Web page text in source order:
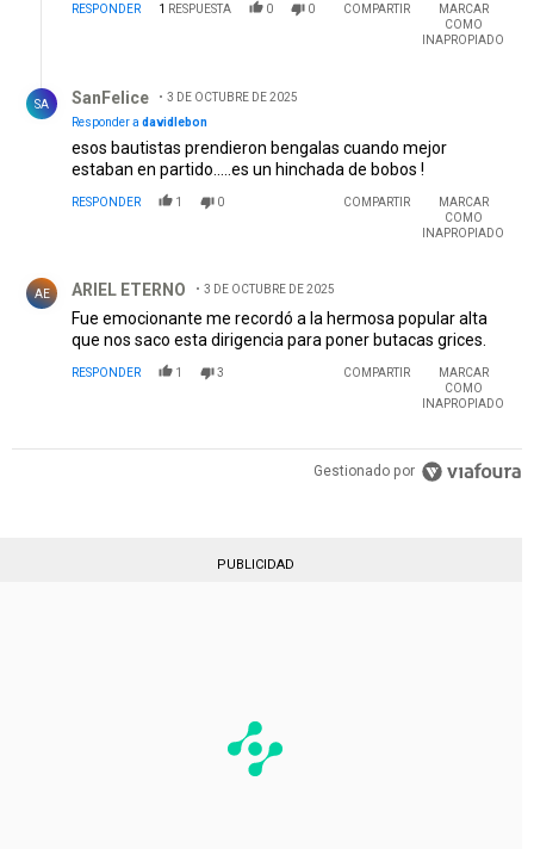
RESPONDER 1 RESPUESTA 0 0 COMPARTIR
MARCAR
COMO
INAPROPIADO
SA SanFelice
3 DE OCTUBRE DE 2025
Responder a davidlebon
esos bautistas prendieron bengalas cuando mejor
estaban en partido.....es un hinchada de bobos !
RESPONDER 1 0 COMPARTIR
MARCAR
COMO
INAPROPIADO
AE ARIEL ETERNO 3 DE OCTUBRE DE 2025
Fue emocionante me recordó a la hermosa popular alta
que nos saco esta dirigencia para poner butacas grices.
RESPONDER 1 3 COMPARTIR
MARCAR
COMO
INAPROPIADO
Gestionado por
PUBLICIDAD